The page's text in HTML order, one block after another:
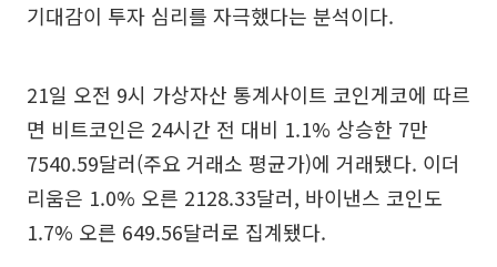
기대감이 투자 심리를 자극했다는 분석이다.
21일 오전 9시 가상자산 통계사이트 코인게코에 따르
면 비트코인은 24시간 전 대비 1.1% 상승한 7만
7540.59달러(주요 거래소 평균가)에 거래됐다. 이더
리움은 1.0% 오른 2128.33달러, 바이낸스 코인도
1.7% 오른 649.56달러로 집계됐다.